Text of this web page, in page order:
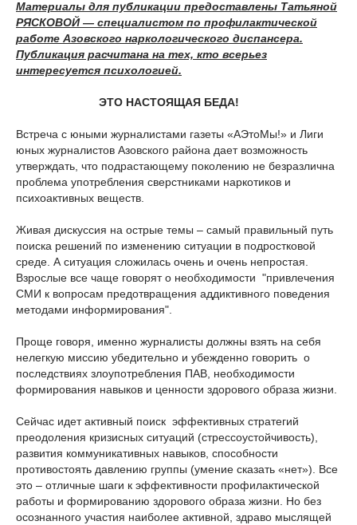
Материалы для публикации предоставлены Татьяной
РЯСКОВОЙ — специалистом по профилактической
работе Азовского наркологического диспансера.
Публикация расчитана на тех, кто всерьез
интересуется психологией.
ЭТО НАСТОЯЩАЯ БЕДА!
Встреча с юными журналистами газеты «АЭтоМы!» и Лиги
юных журналистов Азовского района дает возможность
утверждать, что подрастающему поколению не безразлична
проблема употребления сверстниками наркотиков и
психоактивных веществ.
Живая дискуссия на острые темы – самый правильный путь
поиска решений по изменению ситуации в подростковой
среде. А ситуация сложилась очень и очень непростая.
Взрослые все чаще говорят о необходимости "привлечения
СМИ к вопросам предотвращения аддиктивного поведения
методами информирования".
Проще говоря, именно журналисты должны взять на себя
нелегкую миссию убедительно и убежденно говорить о
последствиях злоупотребления ПАВ, необходимости
формирования навыков и ценности здорового образа жизни.
Сейчас идет активный поиск эффективных стратегий
преодоления кризисных ситуаций (стрессоустойчивость),
развития коммуникативных навыков, способности
противостоять давлению группы (умение сказать «нет»). Все
это – отличные шаги к эффективности профилактической
работы и формированию здорового образа жизни. Но без
осознанного участия наиболее активной, здраво мыслящей